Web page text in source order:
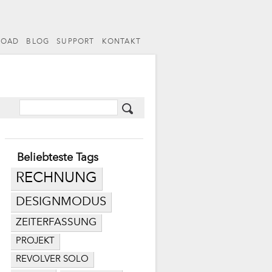
BLOG SUPPORT KONTAKT
Beliebteste Tags
RECHNUNG
DESIGNMODUS
ZEITERFASSUNG
PROJEKT
REVOLVER SOLO